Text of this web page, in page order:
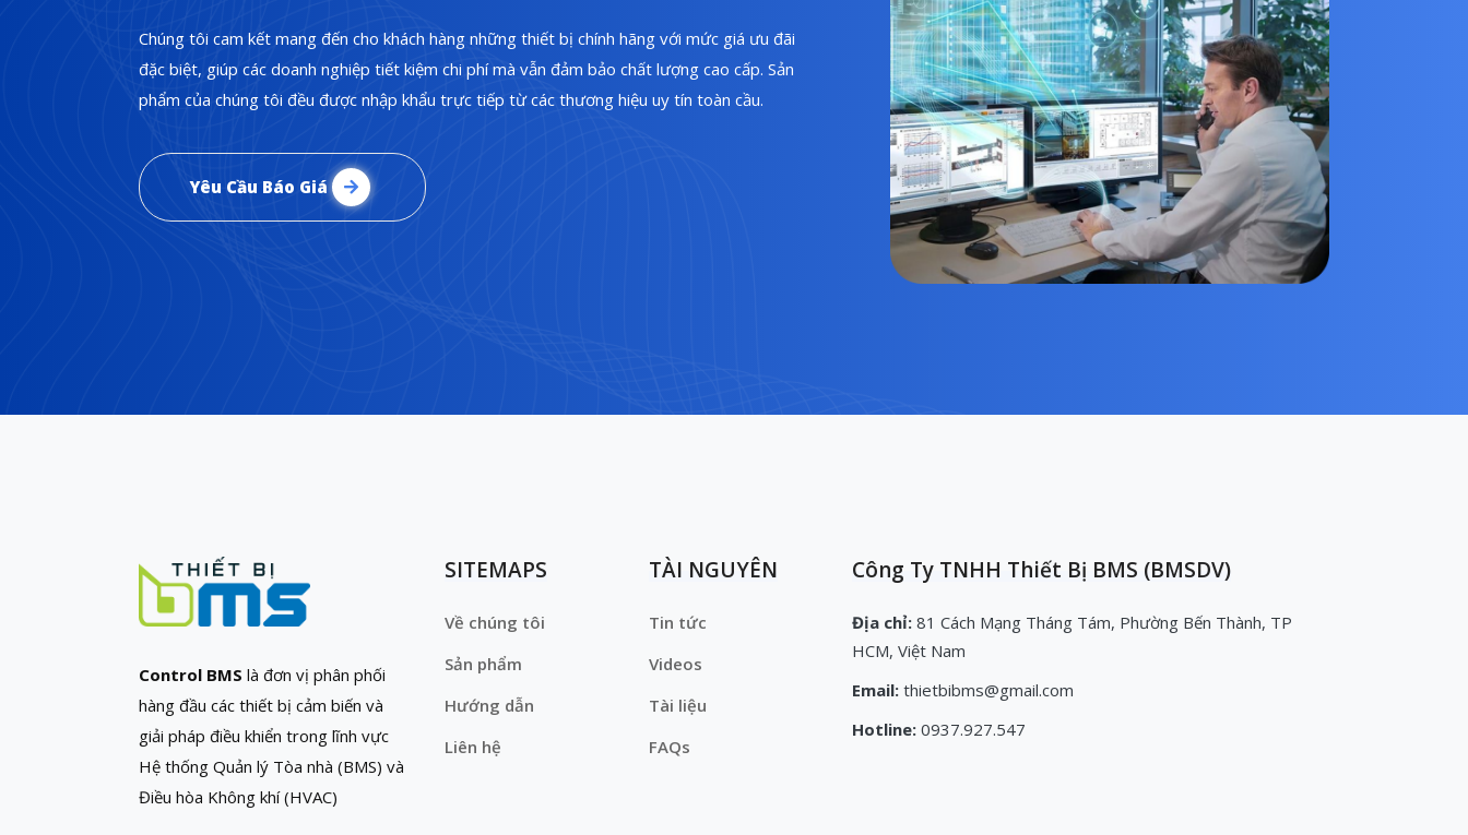
Chúng tôi cam kết mang đến cho khách hàng những thiết bị chính hãng với mức giá ưu đãi
đặc biệt, giúp các doanh nghiệp tiết kiệm chi phí mà vẫn đảm bảo chất lượng cao cấp. Sản
phẩm của chúng tôi đều được nhập khẩu trực tiếp từ các thương hiệu uy tín toàn cầu.
Yêu Cầu Báo Giá
Control BMS là đơn vị phân phối
hàng đầu các thiết bị cảm biến và
giải pháp điều khiển trong lĩnh vực
Hệ thống Quản lý Tòa nhà (BMS) và
Điều hòa Không khí (HVAC)
SITEMAPS
Về chúng tôi
Sản phẩm
Hướng dẫn
Liên hệ
TÀI NGUYÊN
Tin tức
Videos
Tài liệu
FAQs
Công Ty TNHH Thiết Bị BMS (BMSDV)
Địa chỉ: 81 Cách Mạng Tháng Tám, Phường Bến Thành, TP
HCM, Việt Nam
Email: thietbibms@gmail.com
Hotline: 0937.927.547